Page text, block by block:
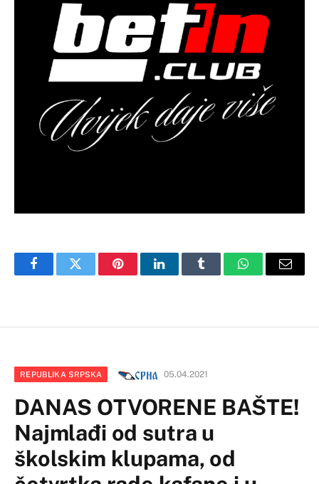
FacebookTwitter PinterestLinkedInTumblr WhatsAppEmail
REPUBLIKA SRPSKA 05.04.2021
DANAS OTVORENE BAŠTE!
Najmlađi od sutra u
školskim klupama, od